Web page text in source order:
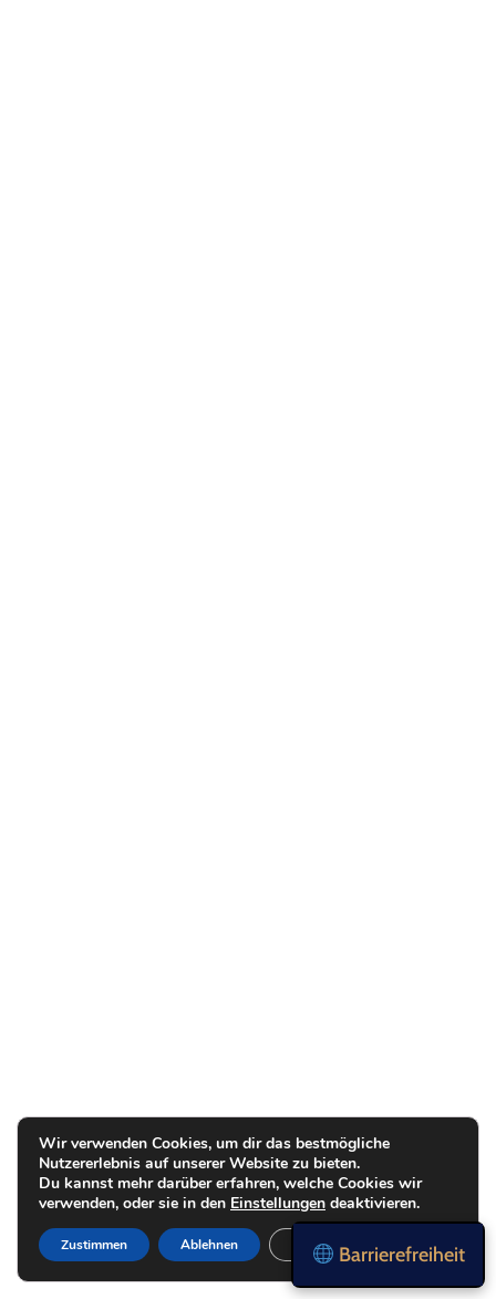
Barrierefreiheit
Wir verwenden Cookies, um dir das bestmögliche
Nutzererlebnis auf unserer Website zu bieten.
Du kannst mehr darüber erfahren, welche Cookies wir
verwenden, oder sie in den Einstellungen deaktivieren.
Zustimmen Ablehnen Einstellungen